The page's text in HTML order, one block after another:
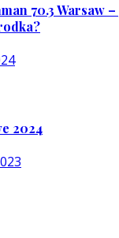
70.3 Warsaw
2024